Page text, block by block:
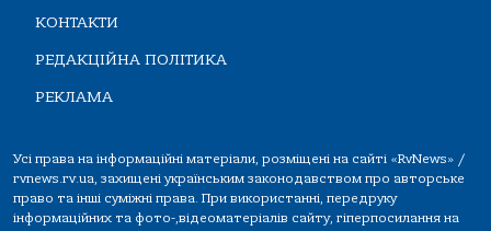
КОНТАКТИ
РЕДАКЦІЙНА ПОЛІТИКА
РЕКЛАМА
Усі права на інформаційні матеріали, розміщені на сайті «RvNews» /
rvnews.rv.ua, захищені українським законодавством про авторське
право та інші суміжні права. При використанні, передруку
інформаційних та фото-,відеоматеріалів сайту, гіперпосилання на